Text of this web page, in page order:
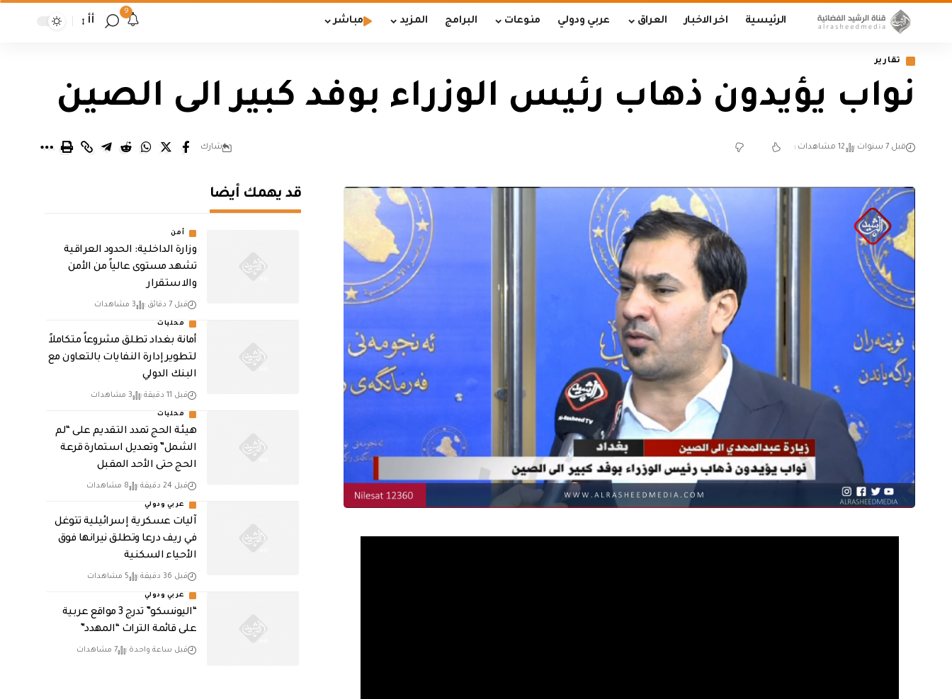
الرئيسية اخر الاخبار العراق عربي ودولي منوعات البرامج المزيد مباشر
9
أأ
تقارير
نواب يؤيدون ذهاب رئيس الوزراء بوفد كبير الى الصين
قبل 7 سنوات 12 مشاهدات شارك
قد يهمك أيضا
أمن
وزارة الداخلية: الحدود العراقية
تشهد مستوى عالياً من الأمن
والاستقرار
قبل 7 دقائق 3 مشاهدات
محليات
أمانة بغداد تطلق مشروعاً متكاملاً
لتطوير إدارة النفايات بالتعاون مع
البنك الدولي
قبل 11 دقيقة 3 مشاهدات
محليات
هيئة الحج تمدد التقديم على “لم
الشمل” وتعديل استمارة قرعة
الحج حتى الأحد المقبل
قبل 24 دقيقة 8 مشاهدات
عربي ودولي
آليات عسكرية إسرائيلية تتوغل
في ريف درعا وتطلق نيرانها فوق
الأحياء السكنية
قبل 36 دقيقة 5 مشاهدات
عربي ودولي
“اليونسكو” تدرج 3 مواقع عربية
على قائمة التراث “المهدد”
قبل ساعة واحدة 7 مشاهدات